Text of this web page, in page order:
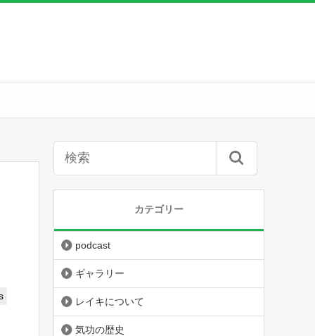
カテゴリー
podcast
ギャラリー
レイキについて
気功の歴史